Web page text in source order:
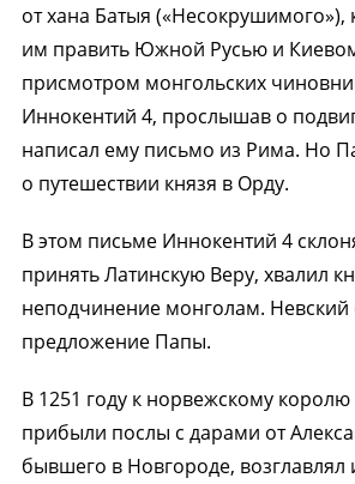
от хана Батыя
им править Южной Русью и
присмотром монгольских
Иннокентий 4, прослышав о
написал ему письмо из Рима. Но
о путешествии князя в Орду.
В этом письме Иннокентий 4
принять Латинскую Веру, хвалил
неподчинение монголам. Невский
предложение Папы.
В 1251 году к норвежскому
прибыли послы с дарами от
бывшего в Новгороде, возглавлял